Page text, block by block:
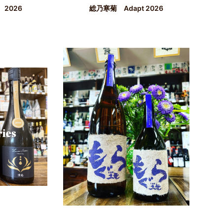
2026 総乃寒菊 Adapt 2026